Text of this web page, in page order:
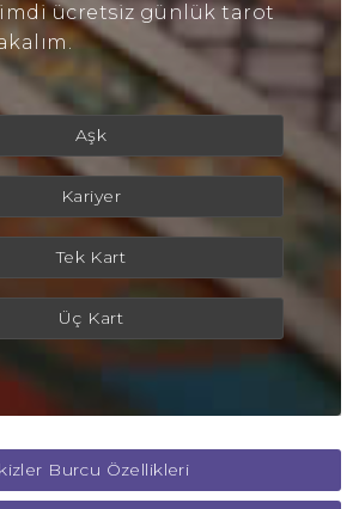
ücretsiz günlük tarot
Aşk
Kariyer
Tek Kart
Üç Kart
Burcu Özellikleri